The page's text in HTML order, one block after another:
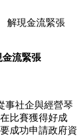
解現金流緊張
金流緊張
事社企與經營琴
比賽獲得好成
成功申請政府資